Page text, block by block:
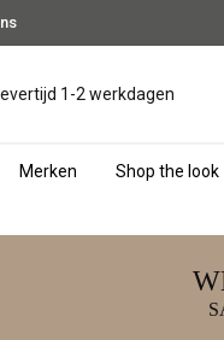
1-2 werkdagen
Merken Shop the look